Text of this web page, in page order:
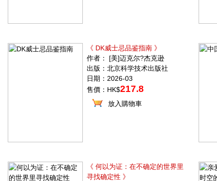
《 DK威士忌品鉴指南 》
作者： [美]迈克尔?杰克逊
出版：北京科学技术出版社
日期：2026-03
售價：HK$217.8
放入購物車
《 何以为证：在不确定的世界里
寻找确定性 》